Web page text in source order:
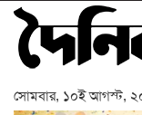
সোমবার, ১০ই আগস্ট,